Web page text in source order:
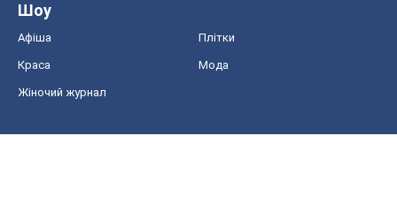
Шоу
Афіша Плітки
Краса Мода
Жіночий журнал